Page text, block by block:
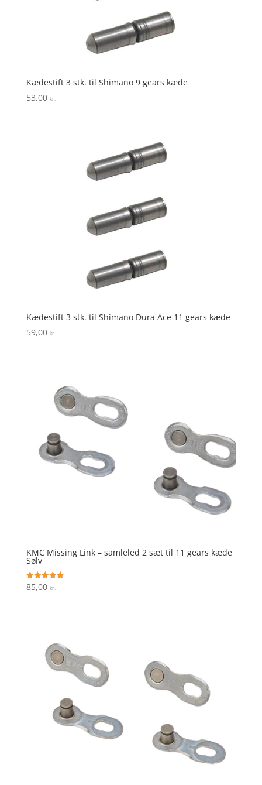
Kædestift 3 stk. til Shimano 9 gears kæde
53,00 kr.
Kædestift 3 stk. til Shimano Dura Ace 11 gears kæde
59,00 kr.
KMC Missing Link – samleled 2 sæt til 11 gears kæde
Sølv
Vurderet
4.8
85,00 kr.